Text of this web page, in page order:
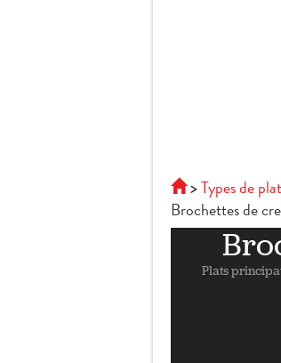
Types de
Brochettes de
Plats